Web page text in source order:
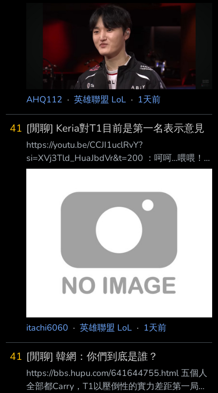
今天大O進場的時候笑得很開心 還跟露許哥有說
有笑 今天韓股普普感覺也不是韓股的問題 有人
知道嗎 https://i.imgur.com/c1eE8Pt.jpeg
https://i.imgur.com/Y9zSMCd.jpeg
https://i.imgur.com/zPg0xdM.jpeg
https://i.imgur.com/69uC2cg.jpeg ----- Sent
from JPTT on my iPho
AHQ112 · 英雄聯盟 LoL · 1天前
41 [閒聊] Keria對T1目前是第一名表示意見
https://youtu.be/CCJI1uclRvY?
si=XVj3Tld_HuaJbdVr&t=200 ：呵呵...喂喂！
什麼叫沒做什麼阿？
名被推到NO1，好像有點心虛 --
itachi6060 · 英雄聯盟 LoL · 1天前
41 [閒聊] 韓網：你們到底是誰？
https://bbs.hupu.com/641644755.html 五個人
全部都Carry，T1以壓倒性的實力差距第一局碾